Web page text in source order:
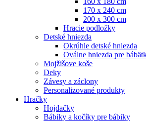
170 x 240 cm
200 x 300 cm
Hracie podložky
Detské hniezda
Okrúhle detské hniezda
Oválne hniezda pre
Mojžišove koše
Deky
Závesy a záclony
Personalizované produkty
Hračky
Hojdačky
Bábiky a kočíky pre bábiky